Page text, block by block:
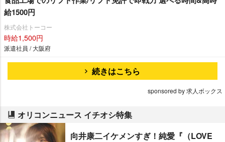
給1500円
株式会社トーコー
時給1,500円
派遣社員 / 大阪府
続きはこちら
sponsored by 求人ボックス
オリコンニュース イチオシ特集
向井康二イケメンすぎ！純愛『（LOVE